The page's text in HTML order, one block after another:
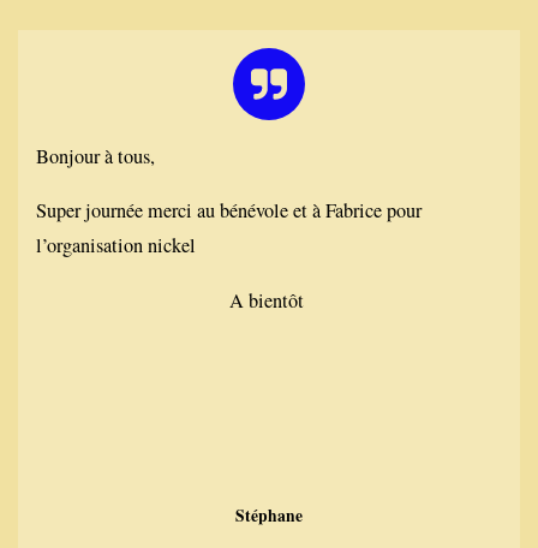
Bonjour à tous,
Super journée merci au bénévole et à Fabrice pour
l’organisation nickel
A bientôt
Stéphane